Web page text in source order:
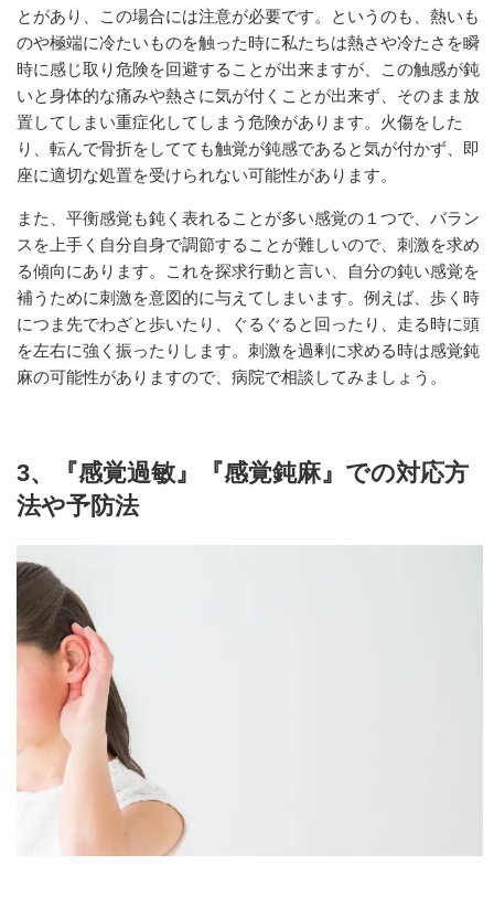
とがあり、この場合には注意が必要です。というのも、熱いも
のや極端に冷たいものを触った時に私たちは熱さや冷たさを瞬
時に感じ取り危険を回避することが出来ますが、この触感が鈍
いと身体的な痛みや熱さに気が付くことが出来ず、そのまま放
置してしまい重症化してしまう危険があります。火傷をした
り、転んで骨折をしてても触覚が鈍感であると気が付かず、即
座に適切な処置を受けられない可能性があります。
また、平衡感覚も鈍く表れることが多い感覚の１つで、バラン
スを上手く自分自身で調節することが難しいので、刺激を求め
る傾向にあります。これを探求行動と言い、自分の鈍い感覚を
補うために刺激を意図的に与えてしまいます。例えば、歩く時
につま先でわざと歩いたり、ぐるぐると回ったり、走る時に頭
を左右に強く振ったりします。刺激を過剰に求める時は感覚鈍
麻の可能性がありますので、病院で相談してみましょう。
3、『感覚過敏』『感覚鈍麻』での対応方
法や予防法